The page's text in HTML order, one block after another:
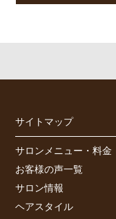
サイトマップ
サロンメニュー・料金
お客様の声一覧
サロン情報
ヘアスタイル